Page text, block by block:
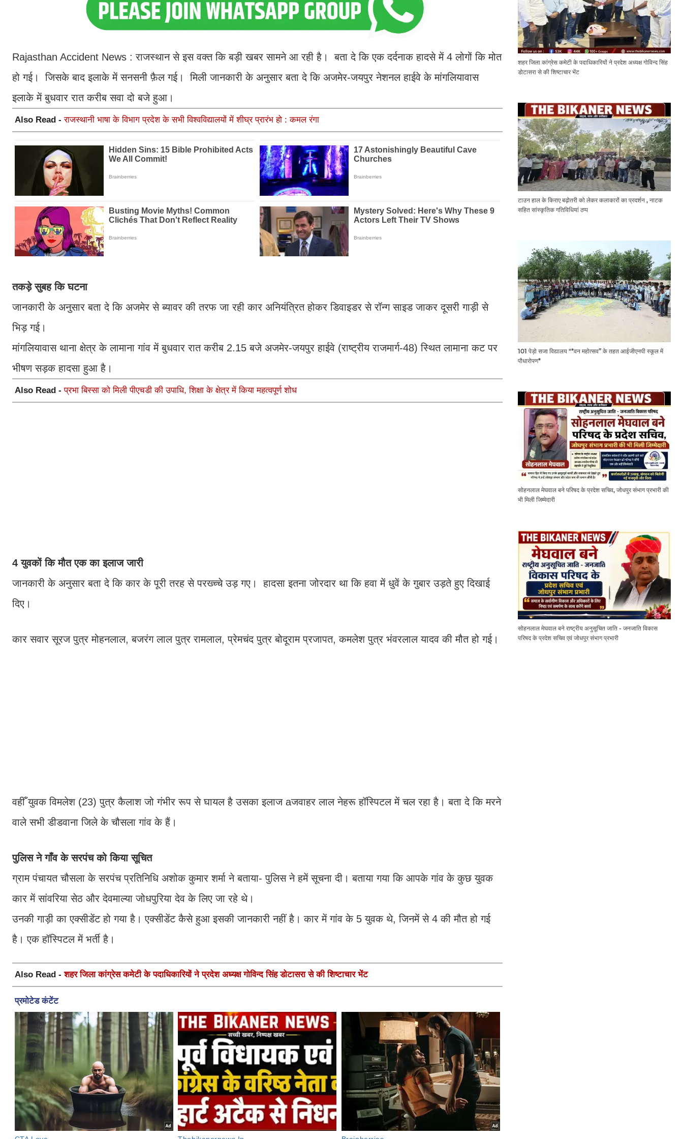
Rajasthan Accident News : राजस्थान से इस वक्त कि बड़ी खबर सामने आ रही है। बता दे कि एक दर्दनाक हादसे में 4 लोगों कि मोत
हो गई। जिसके बाद इलाके में सनसनी फ़ैल गई। मिली जानकारी के अनुसार बता दे कि अजमेर-जयपुर नेशनल हाईवे के मांगलियावास
इलाके में बुधवार रात करीब सवा दो बजे हुआ।
Also Read -राजस्थानी भाषा के विभाग प्रदेश के सभी विश्वविद्यालयों में शीघ्र प्रारंभ हो : कमल रंगा
तकड़े सुबह कि घटना
जानकारी के अनुसार बता दे कि अजमेर से ब्यावर की तरफ जा रही कार अनियंत्रित होकर डिवाइडर से रॉन्ग साइड जाकर दूसरी गाड़ी से
भिड़ गई।
मांगलियावास थाना क्षेत्र के लामाना गांव में बुधवार रात करीब 2.15 बजे अजमेर-जयपुर हाईवे (राष्ट्रीय राजमार्ग-48) स्थित लामाना कट पर
भीषण सड़क हादसा हुआ है।
Also Read -प्रभा बिस्सा को मिली पीएचडी की उपाधि, शिक्षा के क्षेत्र में किया महत्वपूर्ण शोध
4 युवकों कि मौत एक का इलाज जारी
जानकारी के अनुसार बता दे कि कार के पूरी तरह से परख्च्चे उड़ गए। हादसा इतना जोरदार था कि हवा में धुवें के गुबार उड़ते हुए दिखाई
दिए।
कार सवार सूरज पुत्र मोहनलाल, बजरंग लाल पुत्र रामलाल, प्रेमचंद पुत्र बोदूराम प्रजापत, कमलेश पुत्र भंवरलाल यादव की मौत हो गई।
वहीँ युवक विमलेश (23) पुत्र कैलाश जो गंभीर रूप से घायल है उसका इलाज aजवाहर लाल नेहरू हॉस्पिटल में चल रहा है। बता दे कि मरने
वाले सभी डीडवाना जिले के चौसला गांव के हैं।
पुलिस ने गाँव के सरपंच को किया सूचित
ग्राम पंचायत चौसला के सरपंच प्रतिनिधि अशोक कुमार शर्मा ने बताया- पुलिस ने हमें सूचना दी। बताया गया कि आपके गांव के कुछ युवक
कार में सांवरिया सेठ और देवमाल्या जोधपुरिया देव के लिए जा रहे थे।
उनकी गाड़ी का एक्सीडेंट हो गया है। एक्सीडेंट कैसे हुआ इसकी जानकारी नहीं है। कार में गांव के 5 युवक थे, जिनमें से 4 की मौत हो गई
है। एक हॉस्पिटल में भर्ती है।
Also Read -शहर जिला कांग्रेस कमेटी के पदाधिकारियों ने प्रदेश अध्यक्ष गोविन्द सिंह डोटासरा से की शिष्टाचार भेंट
शहर जिला कांग्रेस कमेटी के पदाधिकारियों ने प्रदेश अध्यक्ष गोविन्द सिंह
डोटासरा से की शिष्टाचार भेंट
टाउन हाल के किराए बढ़ोतरी को लेकर कलाकारों का प्रदर्शन , नाटक
सहित सांस्कृतिक गतिविधियां ठप्प
101 पेड़ो सजा विद्यालय "*वन महोत्सव” के तहत आईजीएनपी स्कूल में
पौधारोपण*
सोहनलाल मेघवाल बने परिषद के प्रदेश सचिव, जोधपुर संभाग प्रभारी की
भी मिली जिम्मेदारी
सोहनलाल मेघवाल बने राष्ट्रीय अनुसूचित जाति - जनजाति विकास
परिषद के प्रदेश सचिव एवं जोधपुर संभाग प्रभारी